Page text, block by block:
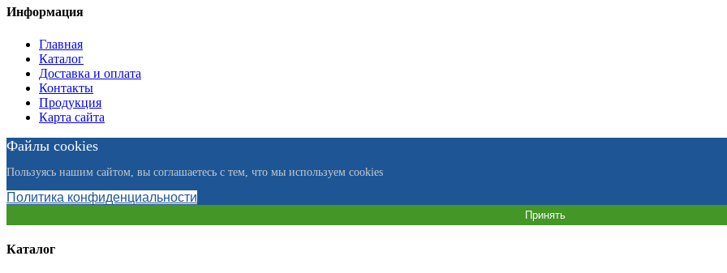
Информация
Главная
Каталог
Доставка и оплата
Контакты
Продукция
Карта сайта
Файлы cookies
Пользуясь нашим сайтом, вы соглашаетесь с тем, что мы используем cookies
Политика конфиденциальности
Принять
Каталог